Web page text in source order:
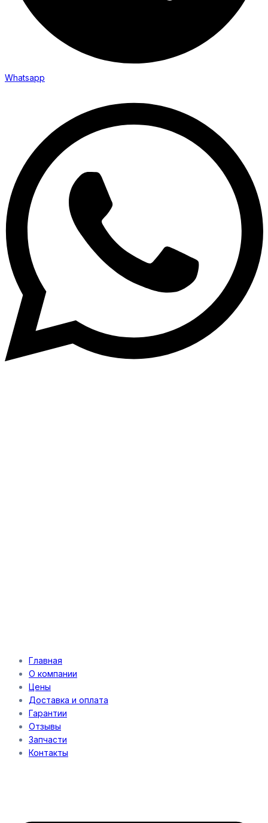
Whatsapp
Главная
О компании
Цены
Доставка и оплата
Гарантии
Отзывы
Запчасти
Контакты